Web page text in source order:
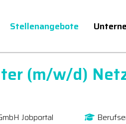
Stellenangebote
(m/w/d)
Jobportal